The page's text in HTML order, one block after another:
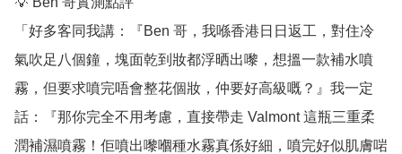
「好多客同我講：『Ben 哥，我喺香港日日返工，對住冷
氣吹足八個鐘，塊面乾到妝都浮晒出嚟，想搵一款補水噴
霧，但要求噴完唔會整花個妝，仲要好高級嘅？』我一定
話：『那你完全不用考慮，直接帶走 Valmont 這瓶三重柔
潤補濕噴霧！佢噴出嚟嗰種水霧真係好細，噴完好似肌膚啱